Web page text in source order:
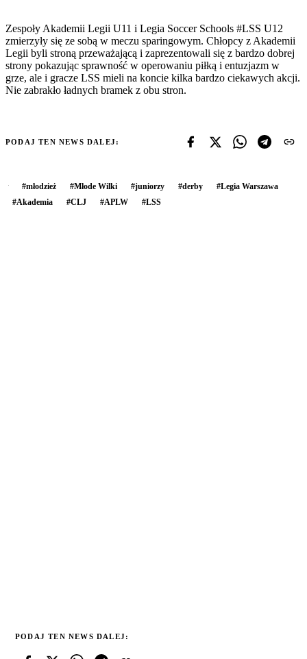
Zespoły Akademii Legii U11 i Legia Soccer Schools #LSS U12
zmierzyły się ze sobą w meczu sparingowym. Chłopcy z Akademii
Legii byli stroną przeważającą i zaprezentowali się z bardzo dobrej
strony pokazując sprawność w operowaniu piłką i entuzjazm w
grze, ale i gracze LSS mieli na koncie kilka bardzo ciekawych akcji.
Nie zabrakło ładnych bramek z obu stron.
PODAJ TEN NEWS DALEJ:
#młodzież #Młode Wilki #juniorzy #derby #Legia Warszawa
#Akademia #CLJ #APLW #LSS
PODAJ TEN NEWS DALEJ: